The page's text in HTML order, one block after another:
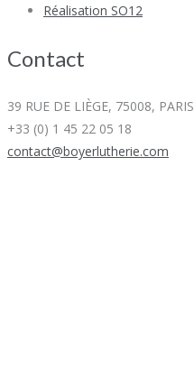
Réalisation SO12
Contact
39 RUE DE LIÈGE, 75008, PARIS
+33 (0) 1 45 22 05 18
contact@boyerlutherie.com